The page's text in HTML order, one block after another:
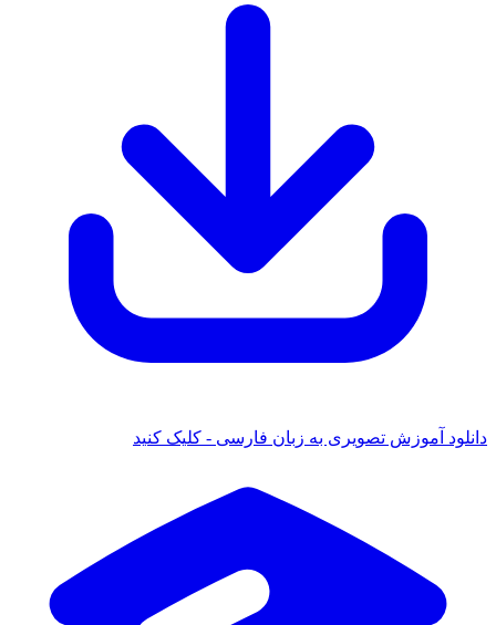
دانلود آموزش تصویری به زبان فارسی - کلیک کنید